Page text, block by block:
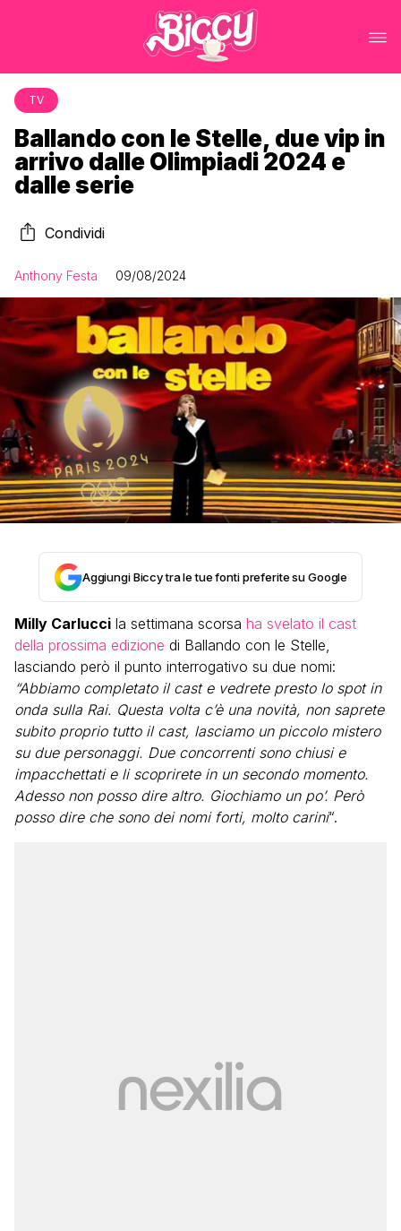
TV
Ballando con le Stelle, due vip in
arrivo dalle Olimpiadi 2024 e
dalle serie
Condividi
Anthony Festa 09/08/2024
Aggiungi Biccy tra le tue fonti preferite su Google
Milly Carlucci la settimana scorsa ha svelato il cast
della prossima edizione di Ballando con le Stelle,
lasciando però il punto interrogativo su due nomi:
“Abbiamo completato il cast e vedrete presto lo spot in
onda sulla Rai. Questa volta c’è una novità, non saprete
subito proprio tutto il cast, lasciamo un piccolo mistero
su due personaggi. Due concorrenti sono chiusi e
impacchettati e li scoprirete in un secondo momento.
Adesso non posso dire altro. Giochiamo un po’. Però
posso dire che sono dei nomi forti, molto carini“.